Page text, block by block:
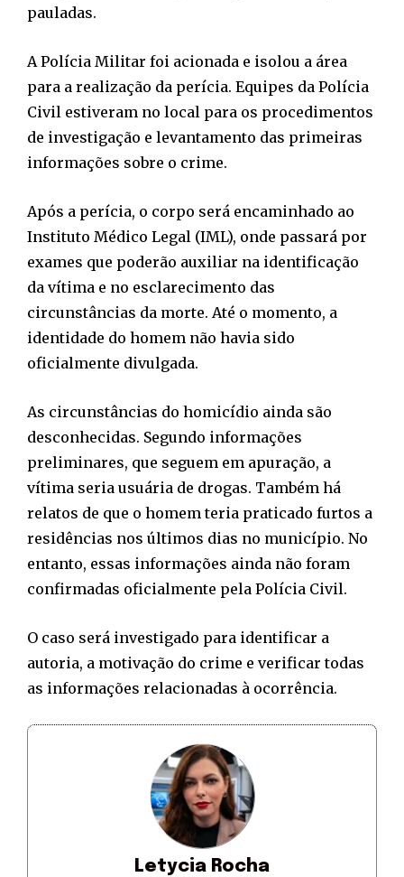
pauladas.
A Polícia Militar foi acionada e isolou a área
para a realização da perícia. Equipes da Polícia
Civil estiveram no local para os procedimentos
de investigação e levantamento das primeiras
informações sobre o crime.
Após a perícia, o corpo será encaminhado ao
Instituto Médico Legal (IML), onde passará por
exames que poderão auxiliar na identificação
da vítima e no esclarecimento das
circunstâncias da morte. Até o momento, a
identidade do homem não havia sido
oficialmente divulgada.
As circunstâncias do homicídio ainda são
desconhecidas. Segundo informações
preliminares, que seguem em apuração, a
vítima seria usuária de drogas. Também há
relatos de que o homem teria praticado furtos a
residências nos últimos dias no município. No
entanto, essas informações ainda não foram
confirmadas oficialmente pela Polícia Civil.
O caso será investigado para identificar a
autoria, a motivação do crime e verificar todas
as informações relacionadas à ocorrência.
Letycia Rocha